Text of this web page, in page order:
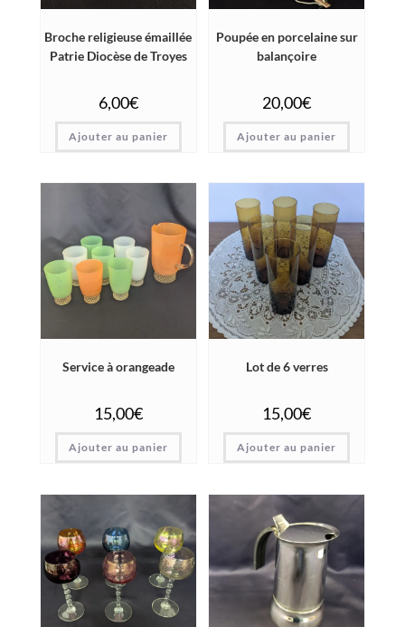
Broche religieuse émaillée
Patrie Diocèse de Troyes
6,00€
Ajouter au panier
Poupée en porcelaine sur
balançoire
20,00€
Ajouter au panier
Service à orangeade
15,00€
Ajouter au panier
Lot de 6 verres
15,00€
Ajouter au panier